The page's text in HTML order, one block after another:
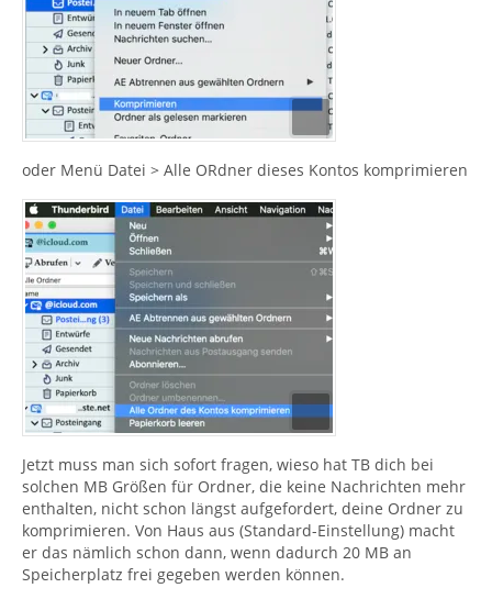
oder Menü Datei > Alle ORdner dieses Kontos komprimieren
Jetzt muss man sich sofort fragen, wieso hat TB dich bei
solchen MB Größen für Ordner, die keine Nachrichten mehr
enthalten, nicht schon längst aufgefordert, deine Ordner zu
komprimieren. Von Haus aus (Standard-Einstellung) macht
er das nämlich schon dann, wenn dadurch 20 MB an
Speicherplatz frei gegeben werden können.